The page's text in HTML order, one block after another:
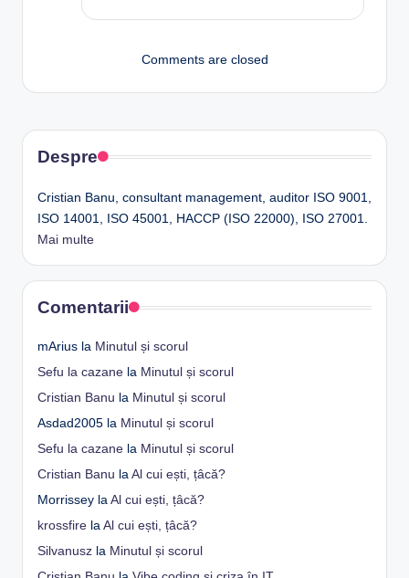
Comments are closed
Despre
Cristian Banu, consultant management, auditor ISO 9001,
ISO 14001, ISO 45001, HACCP (ISO 22000), ISO 27001.
Mai multe
Comentarii
mArius la Minutul și scorul
Sefu la cazane la Minutul și scorul
Cristian Banu la Minutul și scorul
Asdad2005 la Minutul și scorul
Sefu la cazane la Minutul și scorul
Cristian Banu la Al cui ești, țâcă?
Morrissey la Al cui ești, țâcă?
krossfire la Al cui ești, țâcă?
Silvanusz la Minutul și scorul